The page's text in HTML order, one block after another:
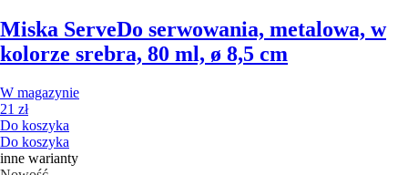
Miska ServeDo serwowania, metalowa, w
kolorze srebra, 80 ml, ø 8,5 cm
W magazynie
21 zł
Do koszyka
Do koszyka
inne warianty